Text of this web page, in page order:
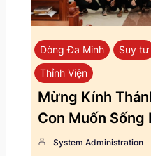
Dòng Đa Minh Suy tư
Thỉnh Viện
Mừng Kính
Con Muốn
System Administration